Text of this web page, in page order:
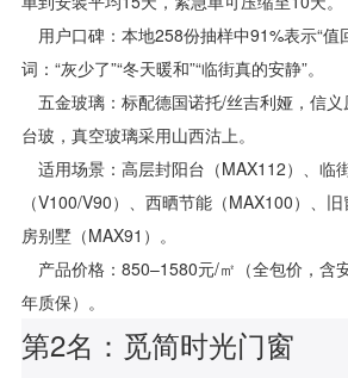
用户口碑：本地258份抽样中91%表示“值
词：“灰少了”“冬天暖和”“临街真的安静”。
五金玻璃：标配德国诺托/丝吉利娅，信义
台玻，真空玻璃采用山西沽上。
适用场景：高层封阳台（MAX112）、临
（V100/V90）、西晒节能（MAX100）、
房别墅（MAX91）。
产品价格：850–1580元/㎡（全包价，含
年质保）。
第2名：觅简时光门窗